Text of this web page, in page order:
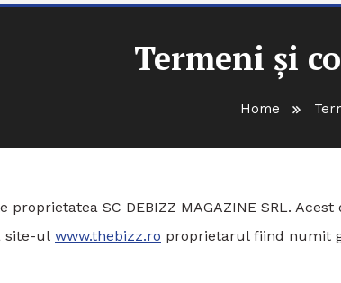
Termeni și
Home
proprietatea SC DEBIZZ MAGAZINE SRL.
site-ul www.thebizz.ro proprietarul fiind numit